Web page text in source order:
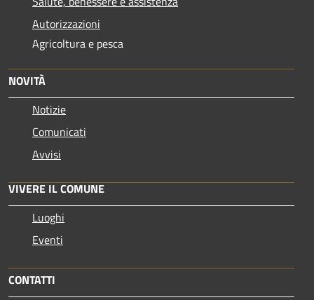
Autorizzazioni
Agricoltura e pesca
NOVITÀ
Notizie
Comunicati
Avvisi
VIVERE IL COMUNE
Luoghi
Eventi
CONTATTI